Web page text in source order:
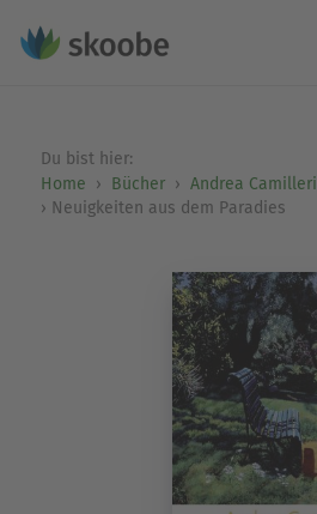
Du bist hier:
Home
Bücher
Andrea Camilleri
Neuigkeiten aus dem Paradies